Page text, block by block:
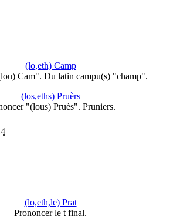
(lo,eth) Camp
Cam". Du latin campu(s) "champ".
(los,eths) Pruèrs
"(lous) Pruès". Pruniers.
(lo,eth,le) Prat
Prononcer le t final.